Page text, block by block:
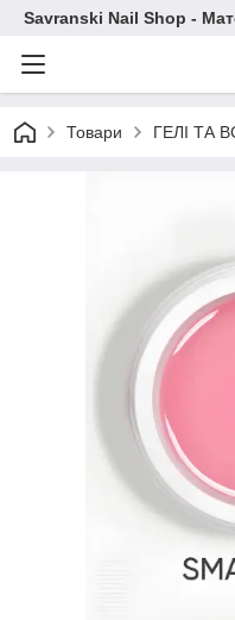
Savranski Nail Shop -
Товари ГЕЛІ ТА